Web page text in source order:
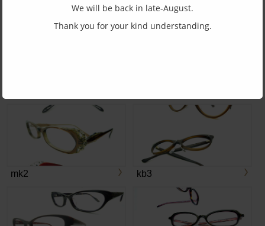
kb4
mk2 kb3
We will be back in late-August.
Thank you for your kind understanding.